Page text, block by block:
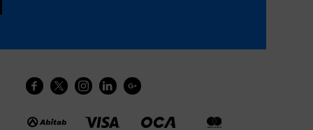
    